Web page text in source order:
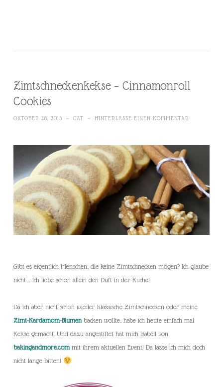
Zimtschneckenkekse – Cinnamonroll
Cookies
OKTOBER 26, 2015 ~ CAT ~ HINTERLASSE EINEN KOMMENTAR
Gibt es eigentlich Menschen, die keine Zimtschnecken mögen? Ich glaube
nicht…. Ich liebe schon allein den Duft in der Küche!
Da ich aber nicht schon wieder klassische Zimtschnecken oder meine
Zimt-Kardamom-Blumen backen wollte, habe ich heute einfach mal
Kekse gemacht. Und dazu angestiftet hat mich Isabell von
bakingandmore.com mit ihrem aktuellen Event! Da lasse ich mich doch
nicht lange bitten!